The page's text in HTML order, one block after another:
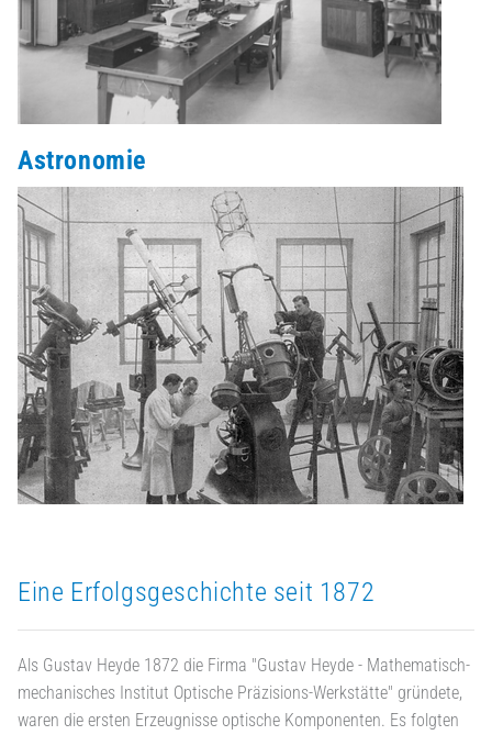
Astronomie
Eine Erfolgsgeschichte seit 1872
Als Gustav Heyde 1872 die Firma "Gustav Heyde - Mathematisch-
mechanisches Institut Optische Präzisions-Werkstätte" gründete,
waren die ersten Erzeugnisse optische Komponenten. Es folgten